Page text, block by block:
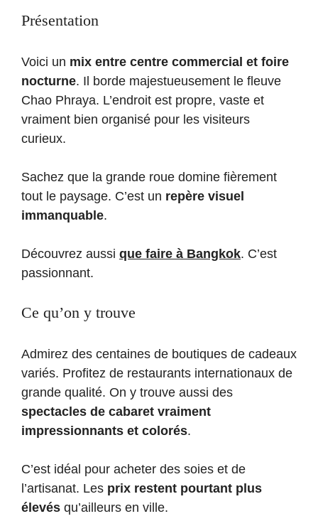
Présentation
Voici un mix entre centre commercial et foire
nocturne. Il borde majestueusement le fleuve
Chao Phraya. L’endroit est propre, vaste et
vraiment bien organisé pour les visiteurs
curieux.
Sachez que la grande roue domine fièrement
tout le paysage. C’est un repère visuel
immanquable.
Découvrez aussi que faire à Bangkok. C’est
passionnant.
Ce qu’on y trouve
Admirez des centaines de boutiques de cadeaux
variés. Profitez de restaurants internationaux de
grande qualité. On y trouve aussi des
spectacles de cabaret vraiment
impressionnants et colorés.
C’est idéal pour acheter des soies et de
l’artisanat. Les prix restent pourtant plus
élevés qu’ailleurs en ville.